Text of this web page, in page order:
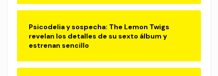
Psicodelia y sospecha: The Lemon Twigs
revelan los detalles de su sexto álbum y
estrenan sencillo